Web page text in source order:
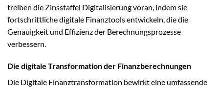
treiben die Zinsstaffel Digitalisierung voran, indem sie
fortschrittliche digitale Finanztools entwickeln, die die
Genauigkeit und Effizienz der Berechnungsprozesse
verbessern.
Die digitale Transformation der Finanzberechnungen
Die Digitale Finanztransformation bewirkt eine umfassende